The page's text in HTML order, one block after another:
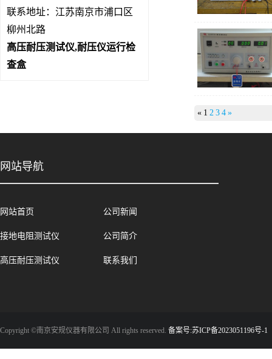
联系地址：江苏南京市浦口区
柳州北路
高压耐压测试仪,耐压仪运行检
查盒
« 1 2 3 4 »
网站导航
网站首页 公司新闻
接地电阻测试仪 公司简介
高压耐压测试仪 联系我们
Copyright ©南京安规仪器有限公司 All rights reserved. 备案号:苏ICP备2023051196号-1